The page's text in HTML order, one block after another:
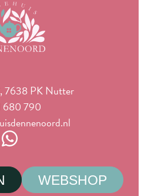
7638 PK Nutter
680 790
WEBSHOP